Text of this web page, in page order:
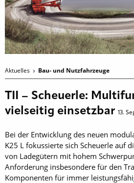
Aktuelles Bau- und Nutzfahrzeuge
TII – Scheuerle:
vielseitig einsetzbar 13.
Bei der Entwicklung des neuen
K25 L fokussierte sich Scheuerle auf
von Ladegütern mit hohem
Anforderung insbesondere für den
Komponenten für immer